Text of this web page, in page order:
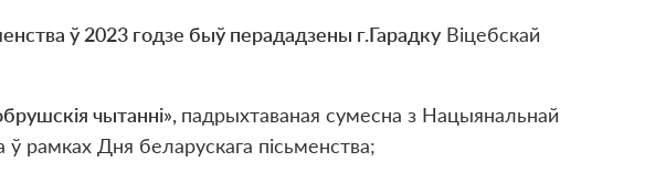
ў 2023 годзе быў перададзены г.ГарадкуВіцебскай
чытанні», падрыхтаваная сумесна з Нацыянальнай
рамках Дня беларускага пісьменства;